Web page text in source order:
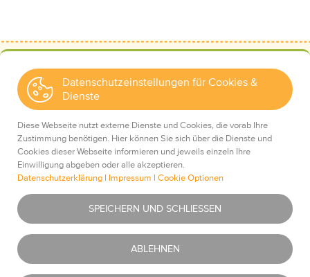
Mediadaten
Impressum
Datenschutz
AGBs
Haftungsausschluss
Datenschutzeinstellungen für Cookies &
Dienste
Diese Webseite nutzt externe Dienste und Cookies, die vorab Ihre
Zustimmung benötigen. Hier können Sie sich über die Dienste und
Cookies dieser Webseite informieren und jeweils einzeln Ihre
Einwilligung abgeben oder alle akzeptieren.
Datenschutzerklärung | Impressum | Cookie Optionen
Was ist das?
SPEICHERN UND SCHLIESSEN
ABLEHNEN